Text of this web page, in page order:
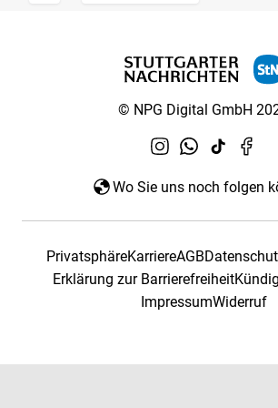
© NPG Digital GmbH
Wo Sie uns noch folgen
PrivatsphäreKarriereAGB
Erklärung zur Barrierefreiheit
ImpressumWiderruf